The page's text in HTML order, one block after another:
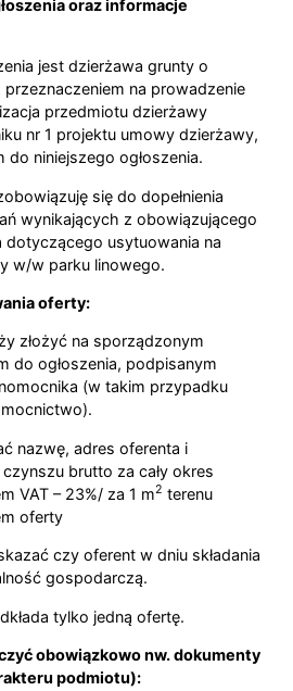
oraz informacje
jest dzierżawa grunty o
przeznaczeniem na prowadzenie
przedmiotu dzierżawy
nr 1 projektu umowy dzierżawy,
do niniejszego ogłoszenia.
się do dopełnienia
wynikających z obowiązującego
dotyczącego usytuowania na
w/w parku linowego.
oferty:
złożyć na sporządzonym
do ogłoszenia, podpisanym
(w takim przypadku
nazwę, adres oferenta i
brutto za cały okres
VAT – 23%/ za 1 m2 terenu
oferty
czy oferent w dniu składania
gospodarczą.
tylko jedną ofertę.
obowiązkowo nw. dokumenty
podmiotu):